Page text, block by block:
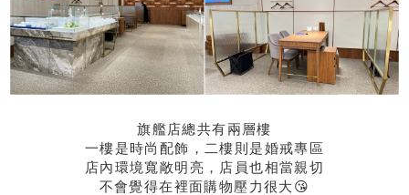
旗艦店總共有兩層樓
一樓是時尚配飾，二樓則是婚戒專區
店內環境寬敞明亮，店員也相當親切
不會覺得在裡面購物壓力很大😘